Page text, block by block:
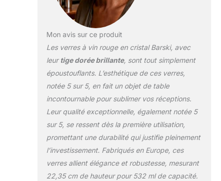
Mon avis sur ce produit
Les verres à vin rouge en cristal Barski, avec
leurtige dorée brillante, sont tout simplement
époustouflants. L’esthétique de ces verres,
notée 5 sur 5, en fait un objet de table
incontournable pour sublimer vos réceptions.
Leur qualité exceptionnelle, également notée 5
sur 5, se ressent dès la première utilisation,
promettant une durabilité qui justifie pleinement
l’investissement. Fabriqués en Europe, ces
verres allient élégance et robustesse, mesurant
22,35 cm de hauteur pour 532 ml de capacité.